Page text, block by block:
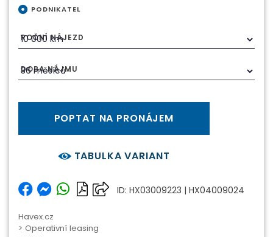
PODNIKATEL
ROČNÍ NÁJEZD
DOBA NÁJMU
POPTAT NA PRONÁJEM
TABULKA VARIANT
ID: HX03009223 | HX04009024
Havex.cz
> Operativní leasing